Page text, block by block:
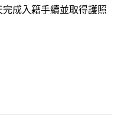
成入籍手續並取得護照